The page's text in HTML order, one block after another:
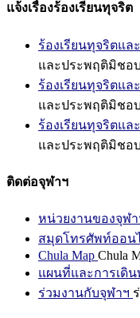
แจ้งเรื่องร้องเรียนทุจริต
ร้องเรียนทุจริตแ
และประพฤติมิชอ
ร้องเรียนทุจริตแ
และประพฤติมิชอ
ร้องเรียนทุจริตแ
และประพฤติมิชอ
ติดต่อจุฬาฯ
หน่วยงานของจุฬา
สมุดโทรศัพท์ออน
Chula Map Chula
แผนที่และการเดิน
ร่วมงานกับจุฬาฯ